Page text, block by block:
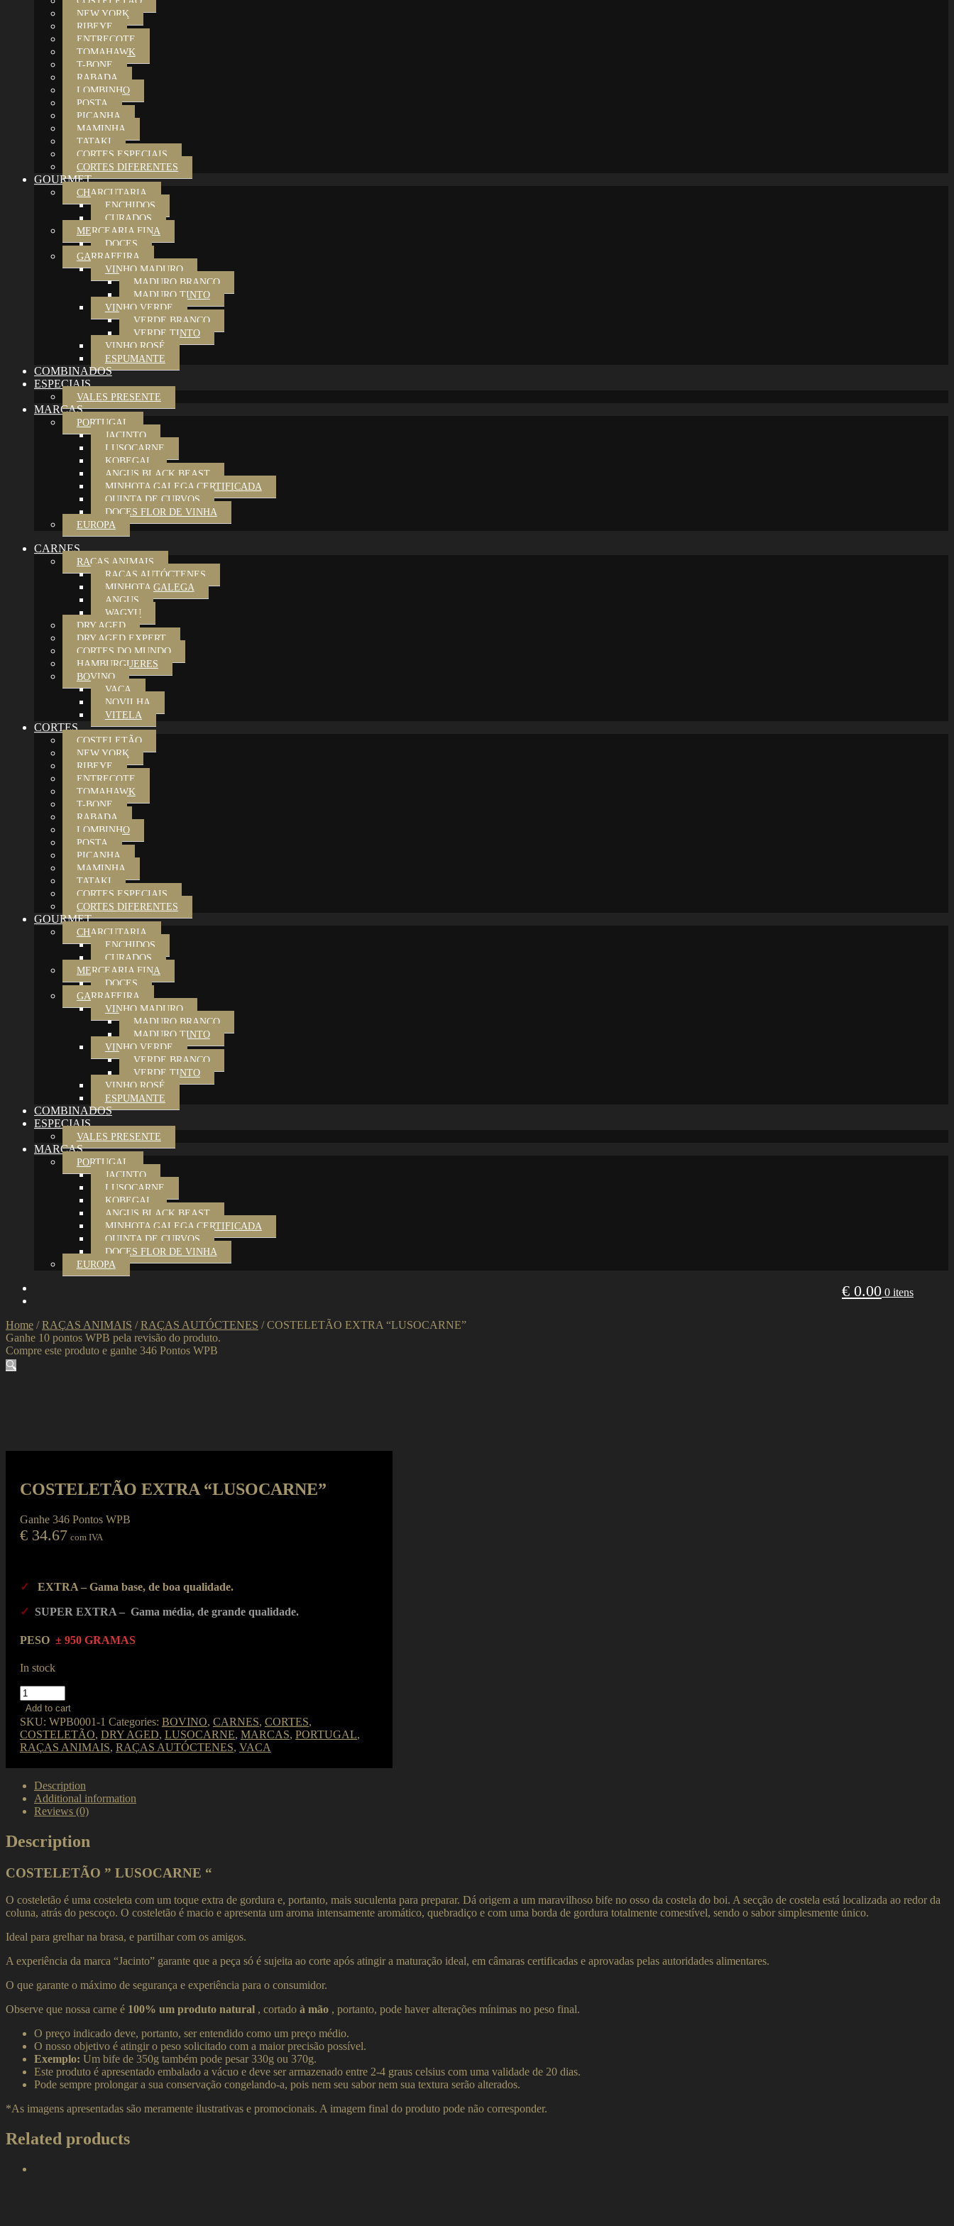
NEW YORK
RIBEYE
ENTRECOTE
TOMAHAWK
T-BONE
RABADA
LOMBINHO
POSTA
PICANHA
MAMINHA
TATAKI
CORTES ESPECIAIS
CORTES DIFERENTES
GOURMET
CHARCUTARIA
ENCHIDOS
CURADOS
MERCEARIA FINA
DOCES
GARRAFEIRA
VINHO MADURO
MADURO BRANCO
MADURO TINTO
VINHO VERDE
VERDE BRANCO
VERDE TINTO
VINHO ROSÉ
ESPUMANTE
COMBINADOS
ESPECIAIS
VALES PRESENTE
MARCAS
PORTUGAL
JACINTO
LUSOCARNE
KOBEGAL
ANGUS BLACK BEAST
MINHOTA GALEGA CERTIFICADA
QUINTA DE CURVOS
DOCES FLOR DE VINHA
EUROPA
CARNES
RAÇAS ANIMAIS
RAÇAS AUTÓCTENES
MINHOTA GALEGA
ANGUS
WAGYU
DRY AGED
DRY AGED EXPERT
CORTES DO MUNDO
HAMBURGUERES
BOVINO
VACA
NOVILHA
VITELA
CORTES
COSTELETÃO
NEW YORK
RIBEYE
ENTRECOTE
TOMAHAWK
T-BONE
RABADA
LOMBINHO
POSTA
PICANHA
MAMINHA
TATAKI
CORTES ESPECIAIS
CORTES DIFERENTES
GOURMET
CHARCUTARIA
ENCHIDOS
CURADOS
MERCEARIA FINA
DOCES
GARRAFEIRA
VINHO MADURO
MADURO BRANCO
MADURO TINTO
VINHO VERDE
VERDE BRANCO
VERDE TINTO
VINHO ROSÉ
ESPUMANTE
COMBINADOS
ESPECIAIS
VALES PRESENTE
MARCAS
PORTUGAL
JACINTO
LUSOCARNE
KOBEGAL
ANGUS BLACK BEAST
MINHOTA GALEGA CERTIFICADA
QUINTA DE CURVOS
DOCES FLOR DE VINHA
EUROPA
€ 0.00 0 itens
Home /RAÇAS ANIMAIS /RAÇAS AUTÓCTENES /COSTELETÃO EXTRA “LUSOCARNE”
Ganhe 10 pontos WPB pela revisão do produto.
Compre este produto e ganhe 346 Pontos WPB
🔍
COSTELETÃO EXTRA “LUSOCARNE”
Ganhe 346 Pontos WPB
€ 34.67 com IVA
✓ EXTRA – Gama base, de boa qualidade.
✓ SUPER EXTRA – Gama média, de grande qualidade.
PESO ± 950 GRAMAS
In stock
COSTELETÃO
EXTRA
"LUSOCARNE"
quantity
Add to cart
SKU: WPB0001-1 Categories: BOVINO, CARNES, CORTES,
COSTELETÃO, DRY AGED, LUSOCARNE, MARCAS, PORTUGAL,
RAÇAS ANIMAIS, RAÇAS AUTÓCTENES, VACA
Description
Additional information
Reviews (0)
Description
COSTELETÃO ” LUSOCARNE “
O costeletão é uma costeleta com um toque extra de gordura e, portanto, mais suculenta para preparar. Dá origem a um maravilhoso bife no osso da costela do boi. A secção de costela está localizada ao redor da
coluna, atrás do pescoço. O costeletão é macio e apresenta um aroma intensamente aromático, quebradiço e com uma borda de gordura totalmente comestível, sendo o sabor simplesmente único.
Ideal para grelhar na brasa, e partilhar com os amigos.
A experiência da marca “Jacinto” garante que a peça só é sujeita ao corte após atingir a maturação ideal, em câmaras certificadas e aprovadas pelas autoridades alimentares.
O que garante o máximo de segurança e experiência para o consumidor.
Observe que nossa carne é 100% um produto natural , cortado à mão , portanto, pode haver alterações mínimas no peso final.
O preço indicado deve, portanto, ser entendido como um preço médio.
O nosso objetivo é atingir o peso solicitado com a maior precisão possível.
Exemplo: Um bife de 350g também pode pesar 330g ou 370g.
Este produto é apresentado embalado a vácuo e deve ser armazenado entre 2-4 graus celsius com uma validade de 20 dias.
Pode sempre prolongar a sua conservação congelando-a, pois nem seu sabor nem sua textura serão alterados.
*As imagens apresentadas são meramente ilustrativas e promocionais. A imagem final do produto pode não corresponder.
Related products